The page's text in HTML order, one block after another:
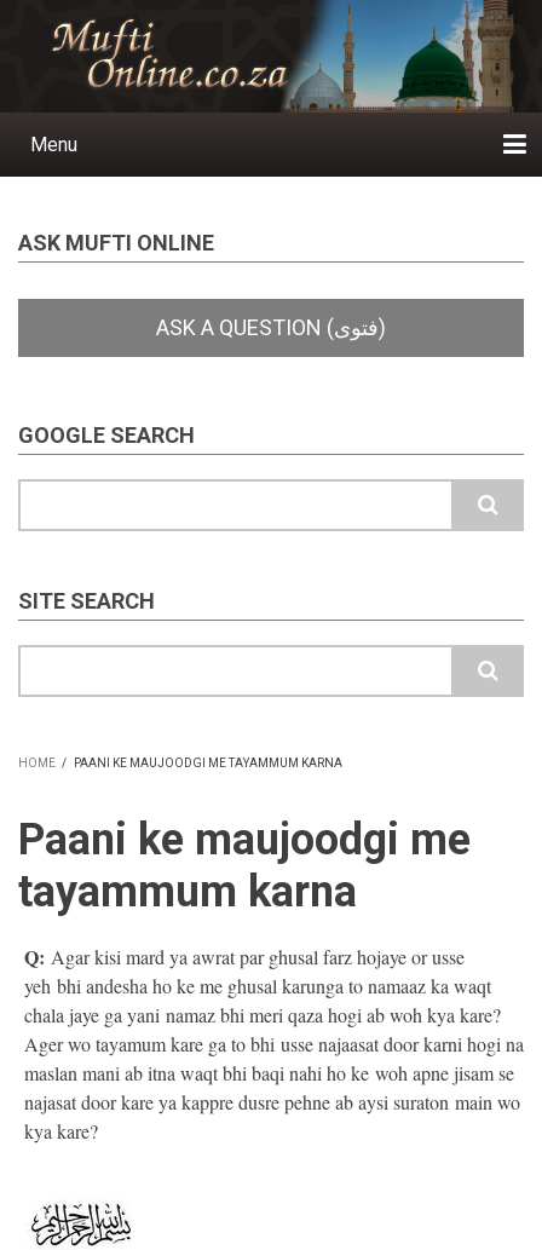
Main
Menu
ASK MUFTI ONLINE
GOOGLE SEARCH
SITE SEARCH
HOME / PAANI KE MAUJOODGI ME TAYAMMUM KARNA
Paani ke maujoodgi me
tayammum karna
Q: Agar kisi mard ya awrat par ghusal farz hojaye or usse
yeh bhi andesha ho ke me ghusal karunga to namaaz ka waqt
chala jaye ga yani namaz bhi meri qaza hogi ab woh kya kare?
Ager wo tayamum kare ga to bhi usse najaasat door karni hogi na
maslan mani ab itna waqt bhi baqi nahi ho ke woh apne jisam se
najasat door kare ya kappre dusre pehne ab aysi suraton main wo
kya kare?